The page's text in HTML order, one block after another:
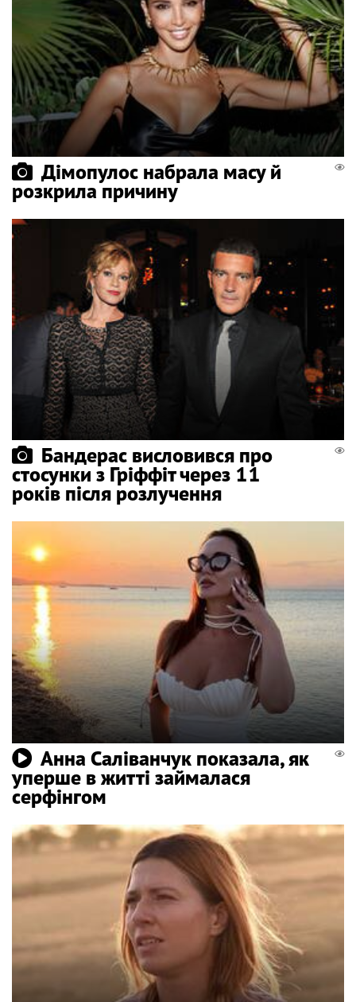
Дімопулос набрала масу й
розкрила причину
Бандерас висловився про
стосунки з Гріффіт через 11
років після розлучення
Анна Саліванчук показала, як
уперше в житті займалася
серфінгом